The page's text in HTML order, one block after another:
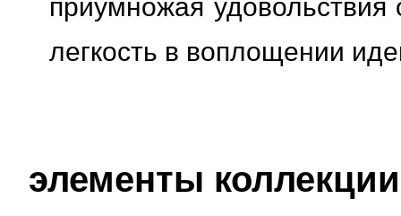
приумножая
легкость в воплощении
элементы